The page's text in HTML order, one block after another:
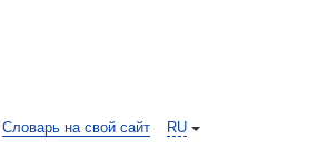
RU
Словарь на свой сайт